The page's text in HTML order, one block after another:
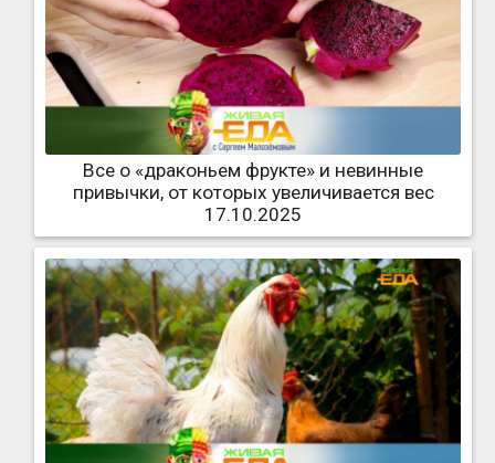
Все о «драконьем фрукте» и невинные
привычки, от которых увеличивается вес
17.10.2025